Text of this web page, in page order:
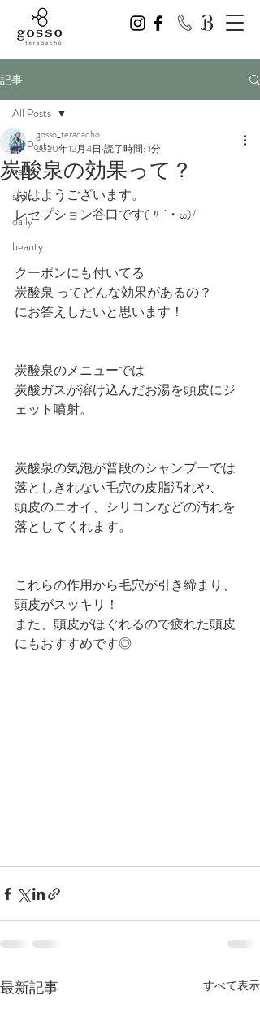
記事
All Posts
news
style
daily
beauty
All Posts
炭酸泉の効果って？
gosso_teradacho
2020年12月4日 読了時間: 1分
おはようございます。
レセプション谷口です(〃´・ω)/
クーポンにも付いてる
炭酸泉 ってどんな効果があるの？
にお答えしたいと思います！
炭酸泉のメニューでは
炭酸ガスが溶け込んだお湯を頭皮にジ
ェット噴射。
炭酸泉の気泡が普段のシャンプーでは
落としきれない毛穴の皮脂汚れや、
頭皮のニオイ、シリコンなどの汚れを
落としてくれます。
これらの作用から毛穴が引き締まり、
頭皮がスッキリ！
また、頭皮がほぐれるので疲れた頭皮
にもおすすめです◎
最新記事 すべて表示